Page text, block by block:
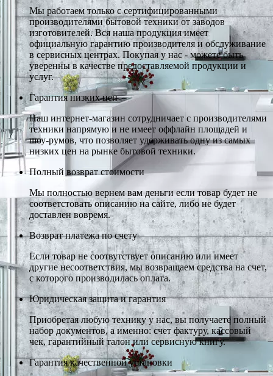
Мы работаем только с сертифицированными
производителями бытовой техники от заводов
изготовителей. Вся наша продукция имеет
официальную гарантию производителя и обслуживание
в сервисных центрах. Покупая у нас - можете быть
уверенны в качестве предоставляемой продукции и
услуг.
Гарантия низких цен
Наш интернет-магазин сотрудничает с производителями
техники напрямую и не имеет оффлайн площадей и
шоу-румов, что позволяет удерживать одну из самых
низких цен на рынке бытовой техники.
Полный возврат стоимости
Мы полностью вернем вам деньги если товар будет не
соответстовать описанию на сайте, либо не будет
доставлен вовремя.
Возврат платежа по счету
Если товар не соотвутствует описанию или имеет
другие несоответствия, мы возвращаем средства на счет,
с которого производилась оплата.
Юридическая защита и гарантия
Приобретая любую технику у нас, вы получаете полный
набор документов, а именно: счет фактуру, кассовый
чек, гарантийный талон или сервисную книгу.
Гарантия качественной установки